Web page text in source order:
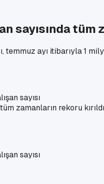
sayısında tüm
temmuz ayı itibarıyla 1
sayısı
sayısı